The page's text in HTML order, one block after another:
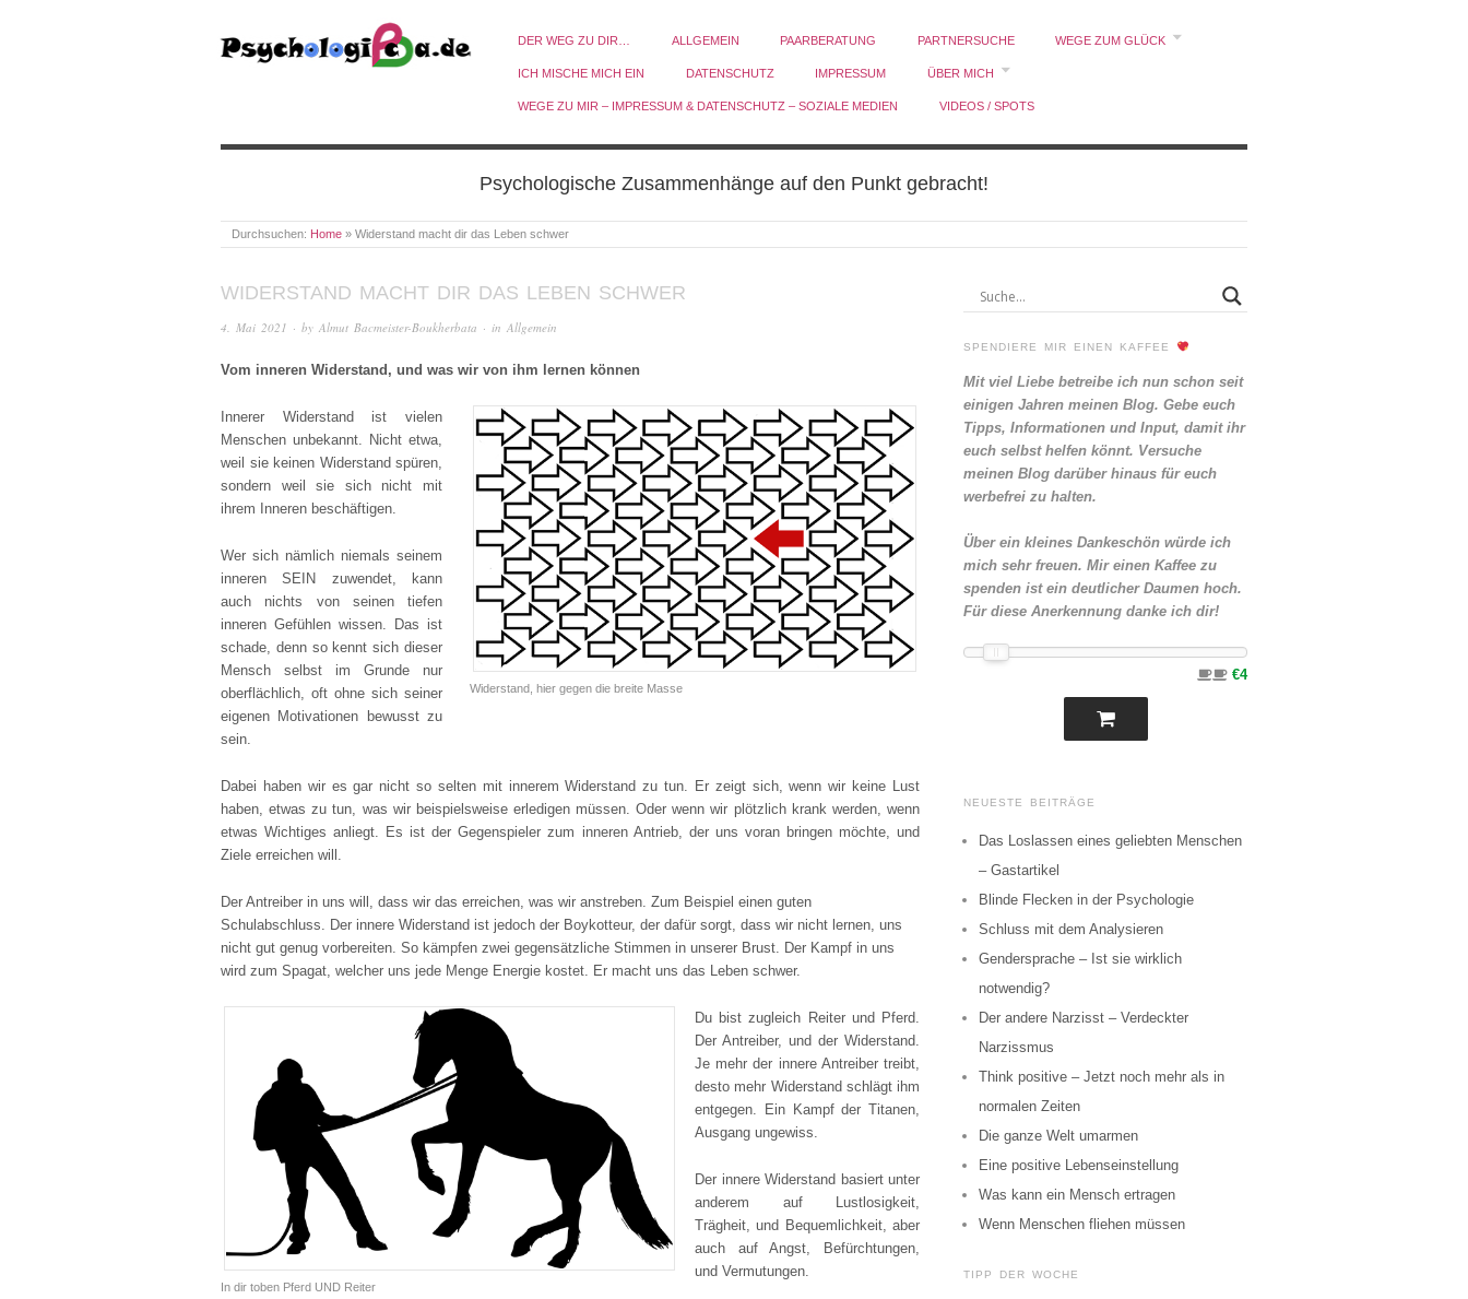
DER WEG ZU DIR… ALLGEMEIN PAARBERATUNG PARTNERSUCHE WEGE ZUM GLÜCK
ICH MISCHE MICH EIN DATENSCHUTZ IMPRESSUM ÜBER MICH
WEGE ZU MIR – IMPRESSUM & DATENSCHUTZ – SOZIALE MEDIEN VIDEOS / SPOTS
Psychologische Zusammenhänge auf den Punkt gebracht!
Durchsuchen: Home » Widerstand macht dir das Leben schwer
WIDERSTAND MACHT DIR DAS LEBEN SCHWER
4. Mai 2021 · by Almut Bacmeister-Boukherbata · in Allgemein
Vom inneren Widerstand, und was wir von ihm lernen können
Widerstand, hier gegen die breite Masse
Innerer Widerstand ist vielen
Menschen unbekannt. Nicht etwa,
weil sie keinen Widerstand spüren,
sondern weil sie sich nicht mit
ihrem Inneren beschäftigen.
Wer sich nämlich niemals seinem
inneren SEIN zuwendet, kann
auch nichts von seinen tiefen
inneren Gefühlen wissen. Das ist
schade, denn so kennt sich dieser
Mensch selbst im Grunde nur
oberflächlich, oft ohne sich seiner
eigenen Motivationen bewusst zu
sein.
Dabei haben wir es gar nicht so selten mit innerem Widerstand zu tun. Er zeigt sich, wenn wir keine Lust
haben, etwas zu tun, was wir beispielsweise erledigen müssen. Oder wenn wir plötzlich krank werden, wenn
etwas Wichtiges anliegt. Es ist der Gegenspieler zum inneren Antrieb, der uns voran bringen möchte, und
Ziele erreichen will.
Der Antreiber in uns will, dass wir das erreichen, was wir anstreben. Zum Beispiel einen guten
Schulabschluss. Der innere Widerstand ist jedoch der Boykotteur, der dafür sorgt, dass wir nicht lernen, uns
nicht gut genug vorbereiten. So kämpfen zwei gegensätzliche Stimmen in unserer Brust. Der Kampf in uns
wird zum Spagat, welcher uns jede Menge Energie kostet. Er macht uns das Leben schwer.
In dir toben Pferd UND Reiter
Du bist zugleich Reiter und Pferd.
Der Antreiber, und der Widerstand.
Je mehr der innere Antreiber treibt,
desto mehr Widerstand schlägt ihm
entgegen. Ein Kampf der Titanen,
Ausgang ungewiss.
Der innere Widerstand basiert unter
anderem auf Lustlosigkeit,
Trägheit, und Bequemlichkeit, aber
auch auf Angst, Befürchtungen,
und Vermutungen.
SPENDIERE MIR EINEN KAFFEE
Mit viel Liebe betreibe ich nun schon seit
einigen Jahren meinen Blog. Gebe euch
Tipps, Informationen und Input, damit ihr
euch selbst helfen könnt. Versuche
meinen Blog darüber hinaus für euch
werbefrei zu halten.
Über ein kleines Dankeschön würde ich
mich sehr freuen. Mir einen Kaffee zu
spenden ist ein deutlicher Daumen hoch.
Für diese Anerkennung danke ich dir!
€4
NEUESTE BEITRÄGE
Das Loslassen eines geliebten Menschen
– Gastartikel
Blinde Flecken in der Psychologie
Schluss mit dem Analysieren
Gendersprache – Ist sie wirklich
notwendig?
Der andere Narzisst – Verdeckter
Narzissmus
Think positive – Jetzt noch mehr als in
normalen Zeiten
Die ganze Welt umarmen
Eine positive Lebenseinstellung
Was kann ein Mensch ertragen
Wenn Menschen fliehen müssen
TIPP DER WOCHE